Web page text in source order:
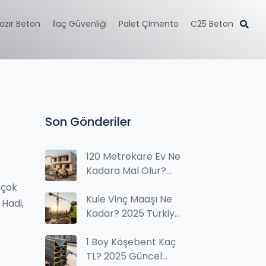
Beton İlaç Güvenliği Palet Çimento C25 Beton
Son Gönderiler
120 Metrekare Ev Ne
Kadara Mal Olur?
ve Toplam İnşaat
Maliyeti 2025
Kule Vinç Maaşı Ne
Kadar? 2025 Türkiye
Bilgileri
1 Boy Köşebent Kaç
TL? 2025 Güncel